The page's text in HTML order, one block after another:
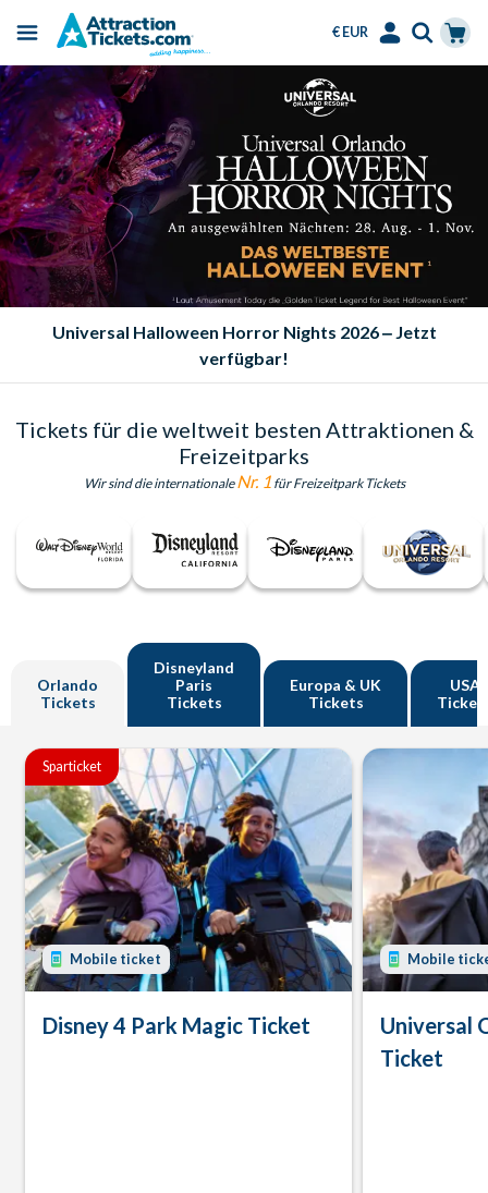
Skip
to
main
content
Menu
€ EUR
Select
Language
Kostenloses Essen in SeaWorld Parks!
Tickets für die weltweit besten Attraktionen &
Freizeitparks
Wir sind die internationaleNr. 1für Freizeitpark Tickets
Orlando
Tickets
Disneyland
Paris
Tickets
Europa & UK
Tickets
USA
Sparticket
Mobile ticket
Disney 4 Park Magic Ticket
Mobile
Universal
Ticket